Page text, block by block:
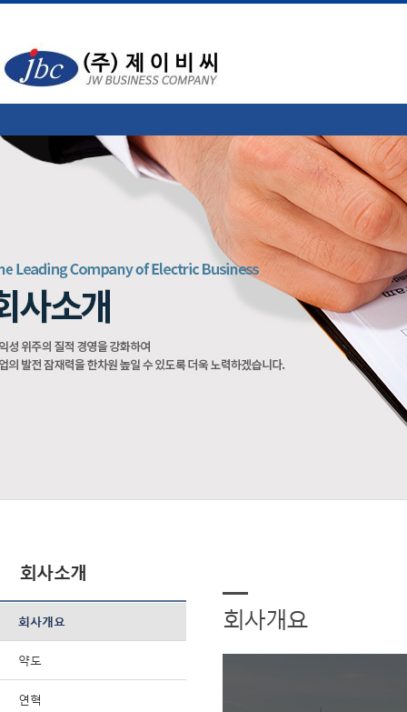
회사소개
회사개요
약도
연혁
회사개요